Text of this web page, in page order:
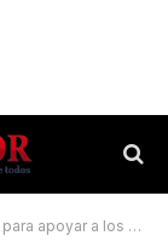
candidatos de Milei